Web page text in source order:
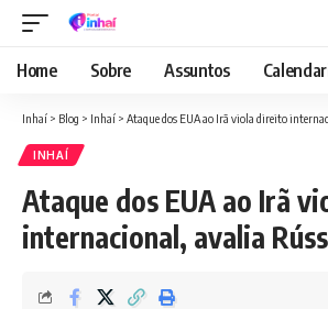
Home Sobre Assuntos
Inhaí > Blog > Inhaí > Ataque dos EUA ao Irã viola direito
INHAÍ
Ataque dos EUA ao Irã
internacional, avalia